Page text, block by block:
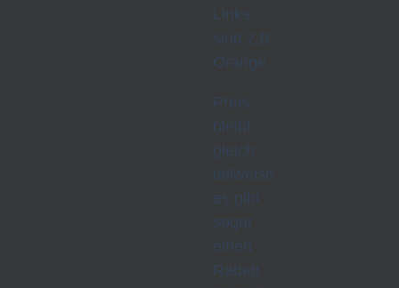
Links
sind z.B.
Orange.
Preis
bleibt
gleich,
teilweise
es gibt
sogar
einen
Rabatt